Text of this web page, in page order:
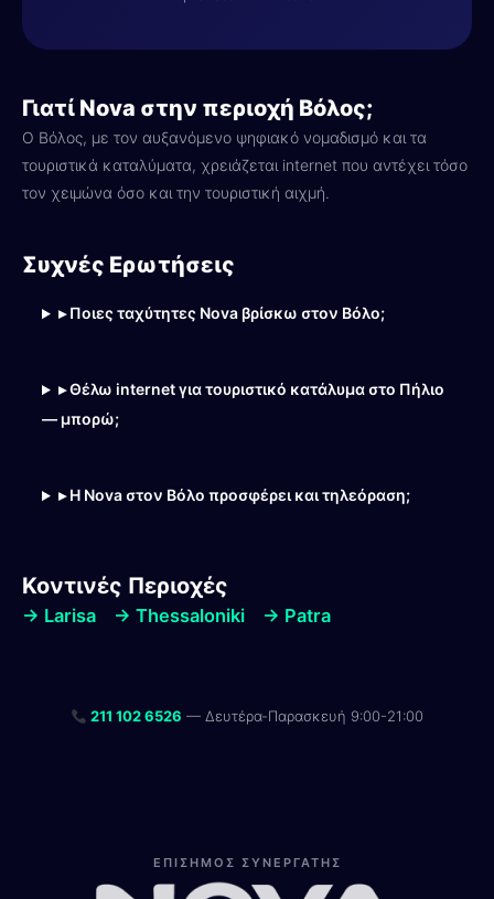
Γιατί Nova στην περιοχή Βόλος;
Ο Βόλος, με τον αυξανόμενο ψηφιακό νομαδισμό και τα
τουριστικά καταλύματα, χρειάζεται internet που αντέχει τόσο
τον χειμώνα όσο και την τουριστική αιχμή.
Συχνές Ερωτήσεις
▸ Ποιες ταχύτητες Nova βρίσκω στον Βόλο;
▸ Θέλω internet για τουριστικό κατάλυμα στο Πήλιο
— μπορώ;
▸ Η Nova στον Βόλο προσφέρει και τηλεόραση;
Κοντινές Περιοχές
→ Larisa → Thessaloniki → Patra
211 102 6526 — Δευτέρα-Παρασκευή 9:00-21:00
ΕΠΙΣΗΜΟΣ ΣΥΝΕΡΓΑΤΗΣ